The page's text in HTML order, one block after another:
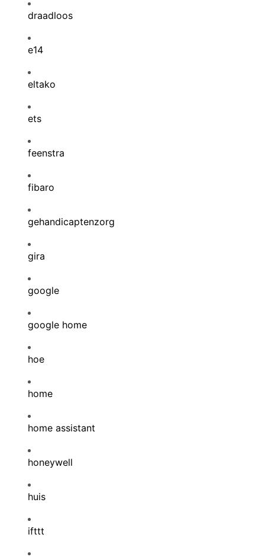
draadloos
e14
eltako
ets
feenstra
fibaro
gehandicaptenzorg
gira
google
google home
hoe
home
home assistant
honeywell
huis
ifttt